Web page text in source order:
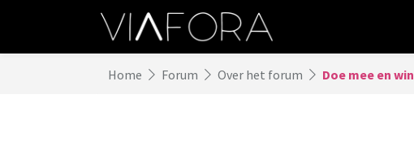
Home Forum Over het forum Doe mee en win